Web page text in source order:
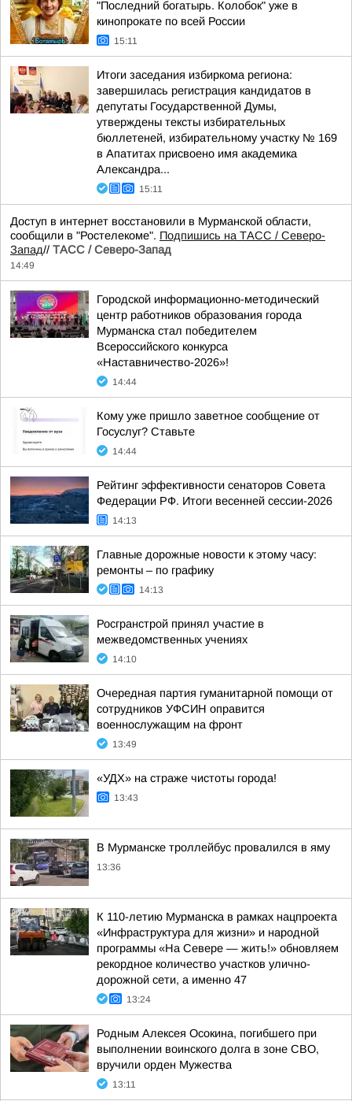
"Последний богатырь. Колобок" уже в
кинопрокате по всей России
15:11
Итоги заседания избиркома региона:
завершилась регистрация кандидатов в
депутаты Государственной Думы,
утверждены тексты избирательных
бюллетеней, избирательному участку № 169
в Апатитах присвоено имя академика
Александра...
15:11
Доступ в интернет восстановили в Мурманской области,
сообщили в "Ростелекоме". Подпишись на ТАСС / Северо-
Запад// ТАСС / Северо-Запад
14:49
Городской информационно-методический
центр работников образования города
Мурманска стал победителем
Всероссийского конкурса
«Наставничество-2026»!
14:44
Кому уже пришло заветное сообщение от
Госуслуг? Ставьте
14:44
Рейтинг эффективности сенаторов Совета
Федерации РФ. Итоги весенней сессии-2026
14:13
Главные дорожные новости к этому часу:
ремонты – по графику
14:13
Росгранстрой принял участие в
межведомственных учениях
14:10
Очередная партия гуманитарной помощи от
сотрудников УФСИН оправится
военнослужащим на фронт
13:49
«УДХ» на страже чистоты города!
13:43
В Мурманске троллейбус провалился в яму
13:36
К 110-летию Мурманска в рамках нацпроекта
«Инфраструктура для жизни» и народной
программы «На Севере — жить!» обновляем
рекордное количество участков улично-
дорожной сети, а именно 47
13:24
Родным Алексея Осокина, погибшего при
выполнении воинского долга в зоне СВО,
вручили орден Мужества
13:11